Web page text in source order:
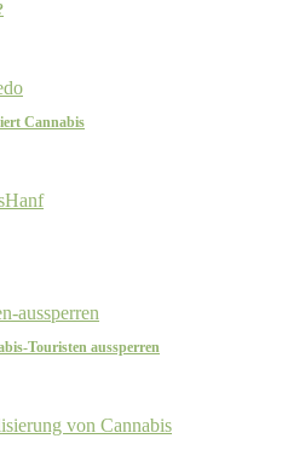
Cannabis
Touristen aussperren